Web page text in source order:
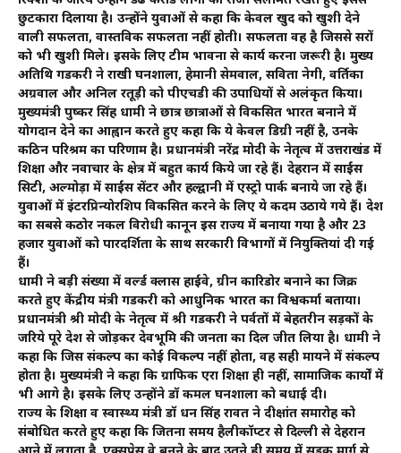
छुटकारा दिलाया है। उन्होंने युवाओं से कहा कि केवल खुद को खुशी देने
वाली सफलता, वास्तविक सफलता नहीं होती। सफलता वह है जिससे दूसरों
को भी खुशी मिले। इसके लिए टीम भावना से कार्य करना जरूरी है। मुख्य
अतिथि गडकरी ने राखी घनशाला, हेमानी सेमवाल, सविता नेगी, वर्तिका
अग्रवाल और अनिल रतूड़ी को पीएचडी की उपाधियों से अलंकृत किया।
मुख्यमंत्री पुष्कर सिंह धामी ने छात्र छात्राओं से विकसित भारत बनाने में
योगदान देने का आह्वान करते हुए कहा कि ये केवल डिग्री नहीं है, उनके
कठिन परिश्रम का परिणाम है। प्रधानमंत्री नरेंद्र मोदी के नेतृत्व में उत्तराखंड में
शिक्षा और नवाचार के क्षेत्र में बहुत कार्य किये जा रहे हैं। देहरादून में साईंस
सिटी, अल्मोड़ा में साईंस सेंटर और हल्द्वानी में एस्ट्रो पार्क बनाये जा रहे हैं।
युवाओं में इंटरप्रिन्योरशिप विकसित करने के लिए ये कदम उठाये गये हैं। देश
का सबसे कठोर नकल विरोधी कानून इस राज्य में बनाया गया है और 23
हजार युवाओं को पारदर्शिता के साथ सरकारी विभागों में नियुक्तियां दी गई
हैं।
धामी ने बड़ी संख्या में वर्ल्ड क्लास हाईवे, ग्रीन कारिडोर बनाने का जिक्र
करते हुए केंद्रीय मंत्री गडकरी को आधुनिक भारत का विश्वकर्मा बताया।
प्रधानमंत्री श्री मोदी के नेतृत्व में श्री गडकरी ने पर्वतों में बेहतरीन सड़कों के
जरिये पूरे देश से जोड़कर देवभूमि की जनता का दिल जीत लिया है। धामी ने
कहा कि जिस संकल्प का कोई विकल्प नहीं होता, वह सही मायने में संकल्प
होता है। मुख्यमंत्री ने कहा कि ग्राफिक एरा शिक्षा ही नहीं, सामाजिक कार्यों में
भी आगे है। इसके लिए उन्होंने डॉ कमल घनशाला को बधाई दी।
राज्य के शिक्षा व स्वास्थ्य मंत्री डॉ धन सिंह रावत ने दीक्षांत समारोह को
संबोधित करते हुए कहा कि जितना समय हैलीकॉप्टर से दिल्ली से देहरादून